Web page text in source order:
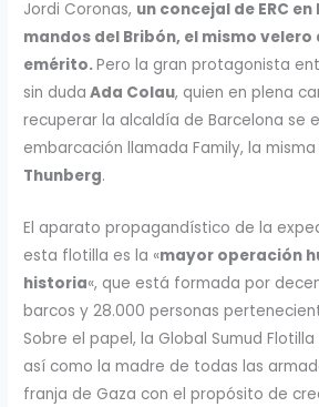
Jordi Coronas, un concejal de ERC
mandos del Bribón, el mismo
emérito.Pero la gran protagonista
sin duda Ada Colau, quien en plena
recuperar la alcaldía de Barcelona se
embarcación llamada Family, la
Thunberg.
El aparato propagandístico de la
esta flotilla es la «mayor operación
historia«, que está formada por
barcos y 28.000 personas
Sobre el papel, la Global Sumud
así como la madre de todas las
franja de Gaza con el propósito de